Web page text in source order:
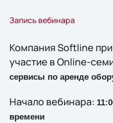
Запись вебинара
Компания Softline
участие в Online-
сервисы по аренде
Начало вебинара:
времени